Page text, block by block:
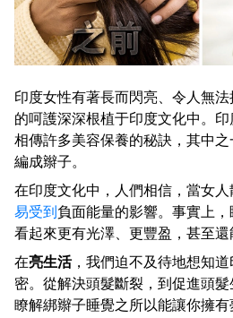
印度女性有著長而閃亮、令人無
的呵護深深根植于印度文化中。
相傳許多美容保養的秘訣，其中
編成辮子。
在印度文化中，人們相信，當女
易受到 負面能量的影響。事實上
看起來更有光澤、更豐盈，甚至還
在亮生活，我們迫不及待地想知
密。從解決頭髮斷裂，到促進頭
瞭解綁辮子睡覺之所以能讓你擁